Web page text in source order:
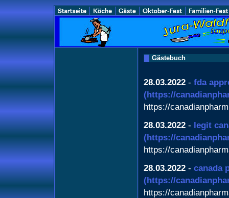
Gästebuch
28.03.2022 - fda
(https://
https://
28.03.2022 - legit
(https://
https://
28.03.2022 - canada
(https://
https://